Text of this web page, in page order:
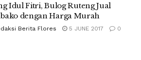
Idul Fitri, Bulog Ruteng Jual
dengan Harga Murah
Berita Flores 5 JUNE 2017 0